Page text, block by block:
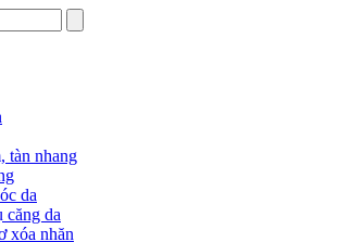
tàn nhang
da
căng da
xóa nhăn